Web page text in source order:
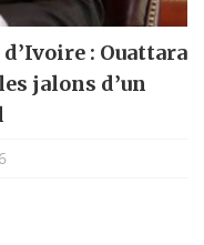
: Ouattara
jalons d’un